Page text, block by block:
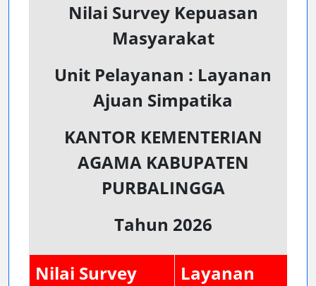
Nilai Survey Kepuasan
Masyarakat
Unit Pelayanan : Layanan
Ajuan Simpatika
KANTOR KEMENTERIAN
AGAMA KABUPATEN
PURBALINGGA
Tahun 2026
Nilai Survey
Layanan